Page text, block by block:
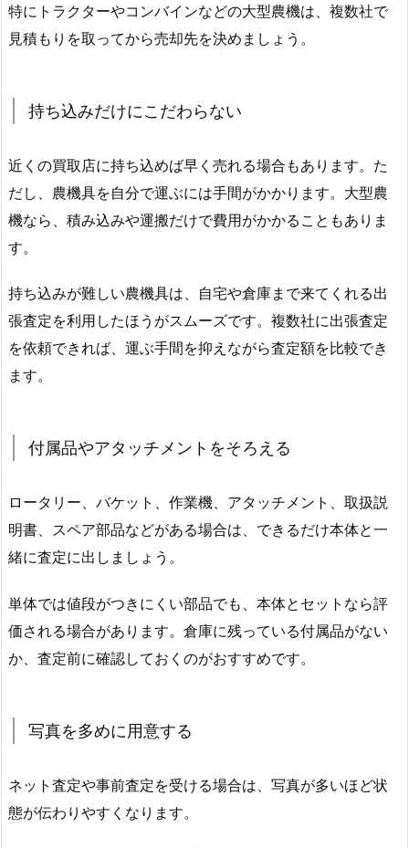
特にトラクターやコンバインなどの大型農機は、複数社で
見積もりを取ってから売却先を決めましょう。
持ち込みだけにこだわらない
近くの買取店に持ち込めば早く売れる場合もあります。た
だし、農機具を自分で運ぶには手間がかかります。大型農
機なら、積み込みや運搬だけで費用がかかることもありま
す。
持ち込みが難しい農機具は、自宅や倉庫まで来てくれる出
張査定を利用したほうがスムーズです。複数社に出張査定
を依頼できれば、運ぶ手間を抑えながら査定額を比較でき
ます。
付属品やアタッチメントをそろえる
ロータリー、バケット、作業機、アタッチメント、取扱説
明書、スペア部品などがある場合は、できるだけ本体と一
緒に査定に出しましょう。
単体では値段がつきにくい部品でも、本体とセットなら評
価される場合があります。倉庫に残っている付属品がない
か、査定前に確認しておくのがおすすめです。
写真を多めに用意する
ネット査定や事前査定を受ける場合は、写真が多いほど状
態が伝わりやすくなります。